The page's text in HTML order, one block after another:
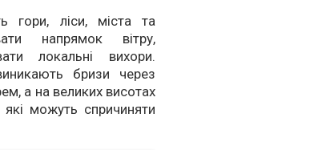
гори, ліси, міста та
напрямок вітру,
локальні вихори.
бризи через
а на великих висотах
які можуть спричиняти